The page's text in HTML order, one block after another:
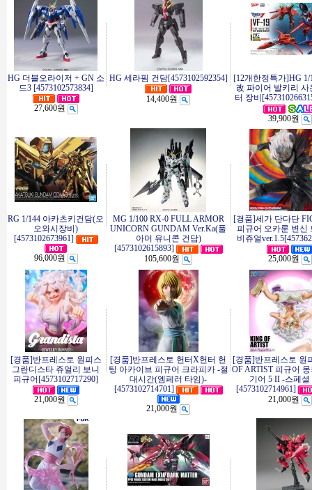
HG 더블오라이저 + GN 소
드3 [4573102573834]
27,600원
HG 세라핌 건담[4573102592354]
14,400원
[12개한정특가]HG 1/
改 파이어 발키리 사
터 장비
39,900원
RG 1/144 아카츠키건담(오
오와시장비)
[4573102673961]
96,000원
MG 1/100 RX-0 FULL ARMOR
UNICORN GUNDAM Ver.Ka(풀
아머 유니콘 건담)
[4573102615893]
105,600원
[경품]세가 단다단
피규어 오카룬 변신
비쥬얼
25,000원
[경품]반프레스토 원피스
그란디스타 쥬얼리 보니
피규어[4573102717290]
21,000원
[경품]반프레스토 헌터X헌터 헌
팅 아카이브 피규어 크라피카 -절
대시간(엠페러 타임)-
[4573102714701]
21,000원
[경품]반프레스토 원
OF ARTIST 피규어
기어 5 II -스페셜
[4573102714961]
21,000원